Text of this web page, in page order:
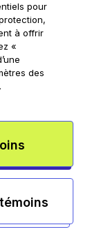
(Ontario)
à puce
pour
à offrir
«
des